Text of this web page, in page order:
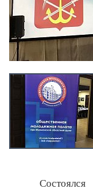
Состоялся